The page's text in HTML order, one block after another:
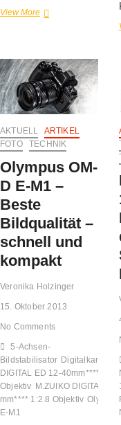
View MoreFujifilm
Kamera
AKTUELL
ARTIKEL
FOTO
TECHNIK
Olympus OM-
D E-M1 –
Beste
Bildqualität –
schnell und
kompakt
Veronika Holzinger
15. Oktober 2013
No Comments
5-Achsen-
Bildstabilisator Digitalkamera
DIGITAL ED 12-40mm**** 1:2.8
Objektiv M.ZUIKO DIGITAL
mm**** 1:2.8 Objektiv
E-M1